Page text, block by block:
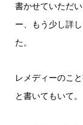
書かせていただ
ー、もう少し詳
た。
レメディーのこ
と書いてもいて。